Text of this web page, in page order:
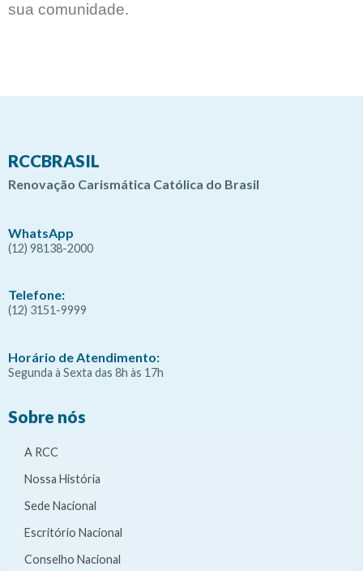
sua comunidade.
RCCBRASIL
Renovação Carismática Católica do Brasil
WhatsApp
(12) 98138-2000
Telefone:
(12) 3151-9999
Horário de Atendimento:
Segunda à Sexta das 8h às 17h
Sobre nós
A RCC
Nossa História
Sede Nacional
Escritório Nacional
Conselho Nacional